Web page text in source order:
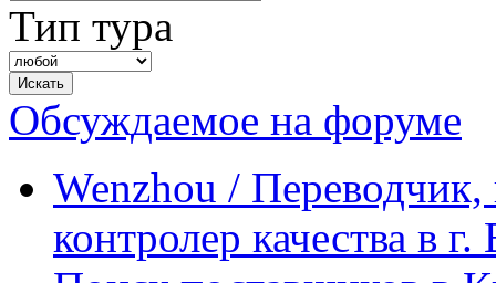
Тип тура
Обсуждаемое на форуме
Wenzhou / Переводчик,
контролер качества в